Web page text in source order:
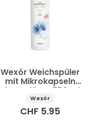
Wexór Weichspüler
mit Mikrokapseln
Blaue Blüten 750 ml
Wexór
CHF 5.95